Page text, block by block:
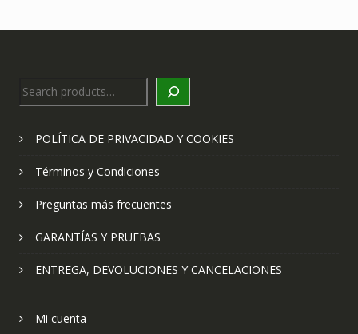
Search
POLÍTICA DE PRIVACIDAD Y COOKIES
Términos y Condiciones
Preguntas más frecuentes
GARANTÍAS Y PRUEBAS
ENTREGA, DEVOLUCIONES Y CANCELACIONES
Mi cuenta